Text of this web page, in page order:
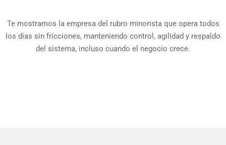
Te mostramos la empresa del rubro minorista que opera todos
los días sin fricciones, manteniendo control, agilidad y respaldo
del sistema, incluso cuando el negocio crece.